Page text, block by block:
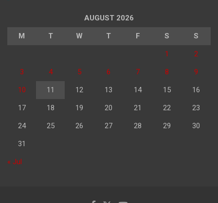
AUGUST 2026
M T W T F S S
1 2
3 4 5 6 7 8 9
10 11 12 13 14 15 16
17 18 19 20 21 22 23
24 25 26 27 28 29 30
31
« Jul